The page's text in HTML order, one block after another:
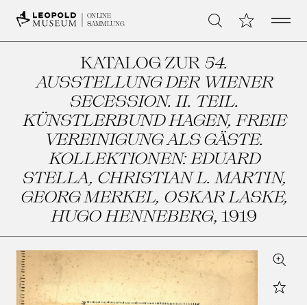
ONLINE
SAMMLUNG
Suche Meine Open
KATALOG ZUR 54.
AUSSTELLUNG DER WIENER
SECESSION. II. TEIL.
KÜNSTLERBUND HAGEN, FREIE
VEREINIGUNG ALS GÄSTE.
KOLLEKTIONEN: EDUARD
STELLA, CHRISTIAN L. MARTIN,
GEORG MERKEL, OSKAR LASKE,
HUGO HENNEBERG, 1919
Zoom
Star